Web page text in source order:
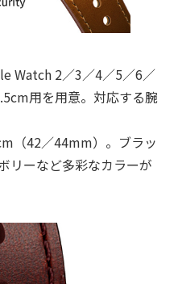
Watch 2／3／4／5／6／
用を用意。対応する腕
（42／44mm）。ブラッ
リーなど多彩なカラーが